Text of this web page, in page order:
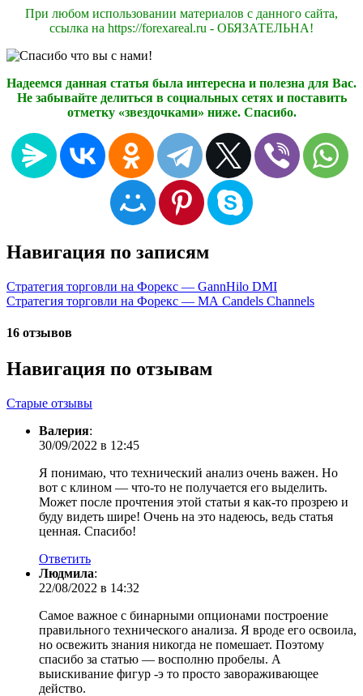
При любом использовании материалов с данного сайта,
ссылка на https://forexareal.ru - ОБЯЗАТЕЛЬНА!
Надеемся данная статья была интересна и полезна для Вас.
Не забывайте делиться в социальных сетях и поставить
отметку «звездочками» ниже. Спасибо.
Навигация по записям
Стратегия торговли на Форекс — GannHilo DMI
Стратегия торговли на Форекс — МА Саndels Сhannels
16 отзывов
Навигация по отзывам
Старые отзывы
Валерия:
30/09/2022 в 12:45
Я понимаю, что технический анализ очень важен. Но
вот с клином — что-то не получается его выделить.
Может после прочтения этой статьи я как-то прозрею и
буду видеть шире! Очень на это надеюсь, ведь статья
ценная. Спасибо!
Ответить
Людмила:
22/08/2022 в 14:32
Самое важное с бинарными опционами построение
правильного технического анализа. Я вроде его освоила,
но освежить знания никогда не помешает. Поэтому
спасибо за статью — восполню пробелы. А
выискивание фигур -э то просто завораживающее
действо.